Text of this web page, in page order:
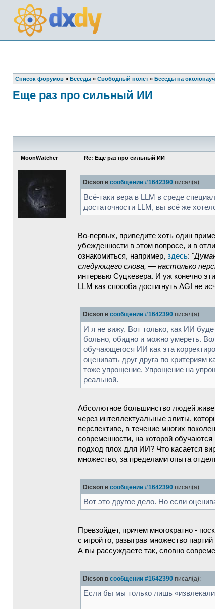
Список форумов » Беседы » Свободный полёт » Беседы на
Еще раз про сильный ИИ
MoonWatcher Re: Еще раз про сильный ИИ
Dicson в сообщении #1642390 писал(а):
Всё-таки вера в LLM в среде
достаточности LLM, вы всё же
Во-первых, приведите хоть один
убежденности в этом вопросе, и в
ознакомиться, например, здесь: "
следующего слова, — настолько
интервью Суцкевера. И уж конечно
LLM как способа достигнуть AGI не
Dicson в сообщении #1642390 писал(а):
И я не вижу. Вот только, как ИИ
больно, обидно и можно умереть.
обучающегося ИИ как эта
оценивать друг друга по критериям
тоже упрощение. Упрощение на
реальной.
Абсолютное большинство людей
через интеллектуальные элиты,
перспективе, в течение многих
современности, на которой
подход плох для ИИ? Что касается
множество, за пределами опыта
Dicson в сообщении #1642390 писал(а):
Вот это другое дело. Но если
Превзойдет, причем многократно -
с игрой го, разыграв множество
А вы рассуждаете так, словно
Dicson в сообщении #1642390 писал(а):
Если бы мы только лишь «извлекали